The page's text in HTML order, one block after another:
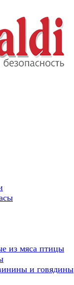
из мяса птицы
и говядины